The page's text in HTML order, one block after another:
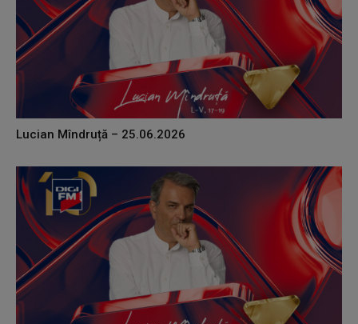
Lucian Mîndruță – 25.06.2026